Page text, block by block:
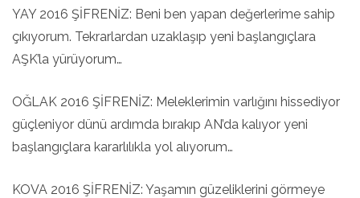
YAY 2016 ŞİFRENİZ: Beni ben yapan değerlerime sahip
çıkıyorum. Tekrarlardan uzaklaşıp yeni başlangıçlara
AŞK’la yürüyorum…
OĞLAK 2016 ŞİFRENİZ: Meleklerimin varlığını hissediyor
güçleniyor dünü ardımda bırakıp AN’da kalıyor yeni
başlangıçlara kararlılıkla yol alıyorum…
KOVA 2016 ŞİFRENİZ: Yaşamın güzeliklerini görmeye